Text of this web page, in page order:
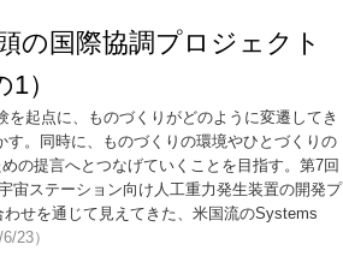
の国際協調プロジェクト
）
起点に、ものづくりがどのように変遷してき
。同時に、ものづくりの環境やひとづくりの
の提言へとつなげていくことを目指す。第7回
宙ステーション向け人工重力発生装置の開発プ
せを通じて見えてきた、米国流のSystems
23）